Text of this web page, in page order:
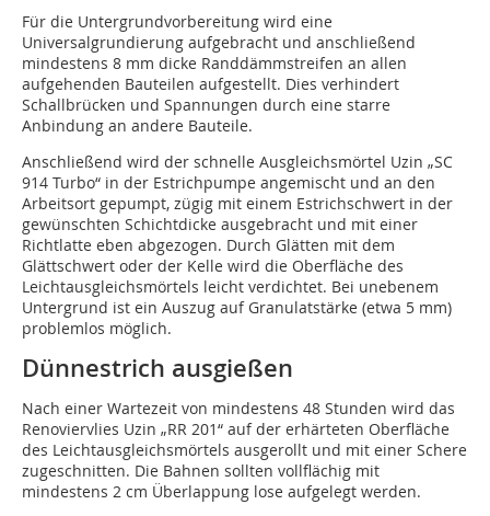
Für die Untergrundvorbereitung wird eine
Universalgrundierung aufgebracht und anschließend
mindestens 8 mm dicke Randdämmstreifen an allen
aufgehenden Bauteilen aufgestellt. Dies verhindert
Schallbrücken und Spannungen durch eine starre
Anbindung an andere Bauteile.
Anschließend wird der schnelle Ausgleichsmörtel Uzin „SC
914 Turbo“ in der Estrichpumpe angemischt und an den
Arbeitsort gepumpt, zügig mit einem Estrichschwert in der
gewünschten Schichtdicke ausgebracht und mit einer
Richtlatte eben abgezogen. Durch Glätten mit dem
Glättschwert oder der Kelle wird die Oberfläche des
Leichtausgleichsmörtels leicht verdichtet. Bei unebenem
Untergrund ist ein Auszug auf Granulatstärke (etwa 5 mm)
problemlos möglich.
Dünnestrich ausgießen
Nach einer Wartezeit von mindestens 48 Stunden wird das
Renoviervlies Uzin „RR 201“ auf der erhärteten Oberfläche
des Leichtausgleichsmörtels ausgerollt und mit einer Schere
zugeschnitten. Die Bahnen sollten vollflächig mit
mindestens 2 cm Überlappung lose aufgelegt werden.